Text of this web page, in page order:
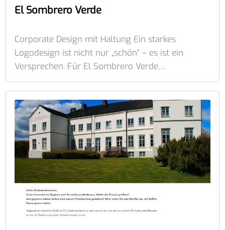
El Sombrero Verde
Corporate Design mit Haltung Ein starkes
Logodesign ist nicht nur „schön“ – es ist ein
Versprechen. Für El Sombrero Verde…